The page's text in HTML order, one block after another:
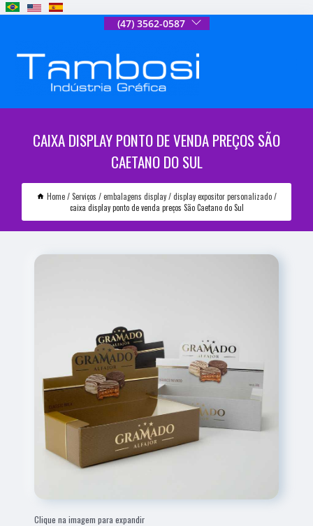
(47) 3562-0587
CAIXA DISPLAY PONTO DE VENDA PREÇOS SÃO
CAETANO DO SUL
Home Serviços embalagens display
display expositor personalizado
caixa display ponto de venda preços São Caetano do Sul
Clique na imagem para expandir